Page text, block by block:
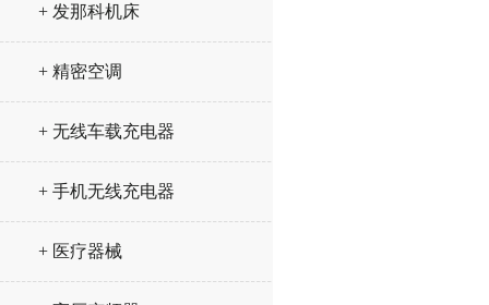
+ 发那科机床
+ 精密空调
+ 无线车载充电器
+ 手机无线充电器
+ 医疗器械